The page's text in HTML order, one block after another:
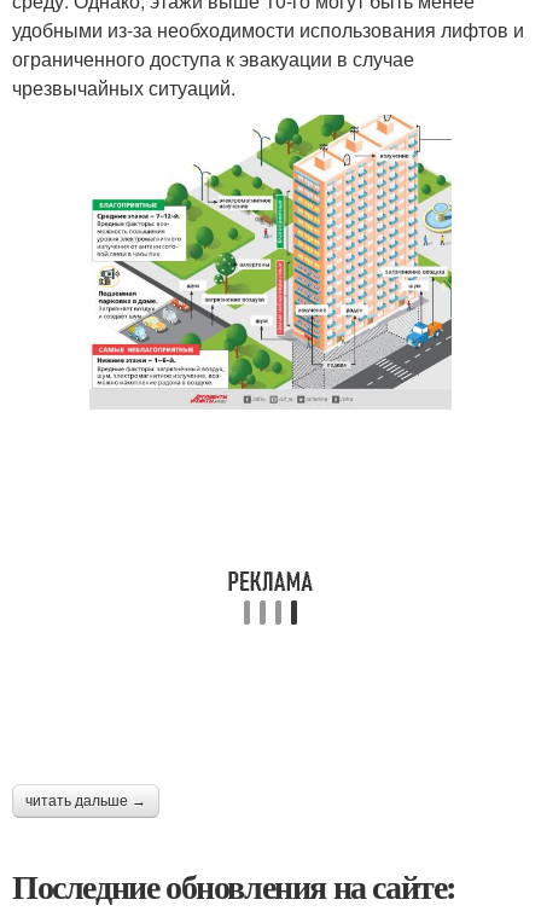
удобными из-за необходимости использования лифтов и
ограниченного доступа к эвакуации в случае
чрезвычайных ситуаций.
читать дальше →
Последние обновления на сайте: